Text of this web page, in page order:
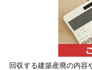
回収する建築産廃の内容